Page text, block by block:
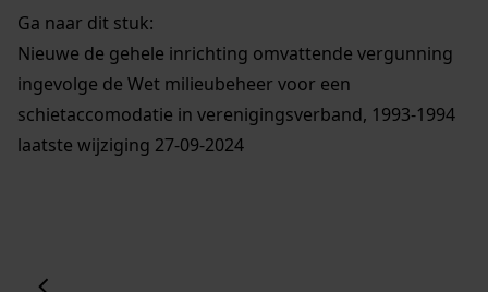
Ga naar dit stuk:
Nieuwe de gehele inrichting omvattende vergunning
ingevolge de Wet milieubeheer voor een
schietaccomodatie in verenigingsverband, 1993-1994
laatste wijziging 27-09-2024